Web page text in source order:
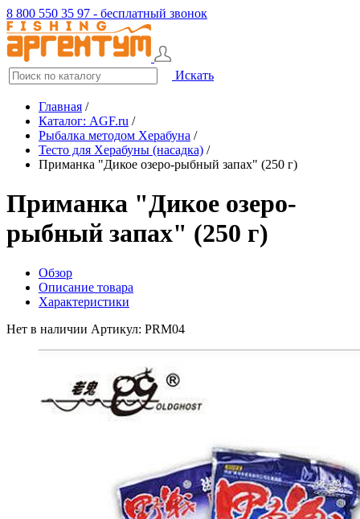
8 800 550 35 97 - бесплатный звонок
Искать
Главная /
Каталог: AGF.ru /
Рыбалка методом Херабуна /
Тесто для Херабуны (насадка) /
Приманка "Дикое озеро-рыбный запах" (250 г)
Приманка "Дикое озеро-
рыбный запах" (250 г)
Обзор
Описание товара
Характеристики
Нет в наличии Артикул: PRM04